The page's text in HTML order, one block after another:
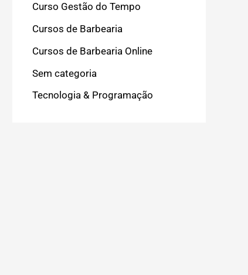
Curso Gestão do Tempo
Cursos de Barbearia
Cursos de Barbearia Online
Sem categoria
Tecnologia & Programação